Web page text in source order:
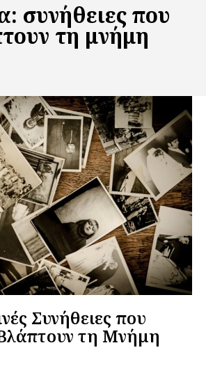
συνήθειες που
τη μνήμη
Συνήθειες που
τη Μνήμη